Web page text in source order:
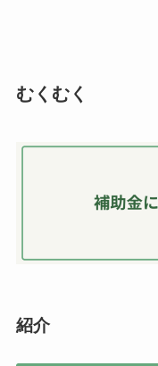
むくむく
紹介